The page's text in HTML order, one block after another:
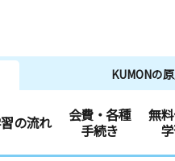
KUMONの
の流れ
会費・各種
手続き
無